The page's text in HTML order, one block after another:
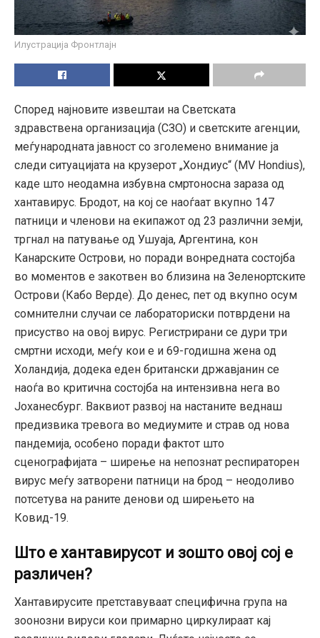
Илустрација Фронтлајн
Според најновите извештаи на Светската
здравствена организација (СЗО) и светските агенции,
меѓународната јавност со зголемено внимание ја
следи ситуацијата на крузерот „Хондиус“ (MV Hondius),
каде што неодамна избувна смртоносна зараза од
хантавирус. Бродот, на кој се наоѓаат вкупно 147
патници и членови на екипажот од 23 различни земји,
тргнал на патување од Ушуаја, Аргентина, кон
Канарските Острови, но поради вонредната состојба
во моментов е закотвен во близина на Зеленортските
Острови (Кабо Верде). До денес, пет од вкупно осум
сомнителни случаи се лабораториски потврдени на
присуство на овој вирус. Регистрирани се дури три
смртни исходи, меѓу кои е и 69-годишна жена од
Холандија, додека еден британски државјанин се
наоѓа во критична состојба на интензивна нега во
Јоханесбург. Ваквиот развој на настаните веднаш
предизвика тревога во медиумите и страв од нова
пандемија, особено поради фактот што
сценографијата – ширење на непознат респираторен
вирус меѓу затворени патници на брод – неодоливо
потсетува на раните денови од ширењето на
Ковид-19.
Што е хантавирусот и зошто овој сој е
различен?
Хантавирусите претставуваат специфична група на
зоонозни вируси кои примарно циркулираат кај